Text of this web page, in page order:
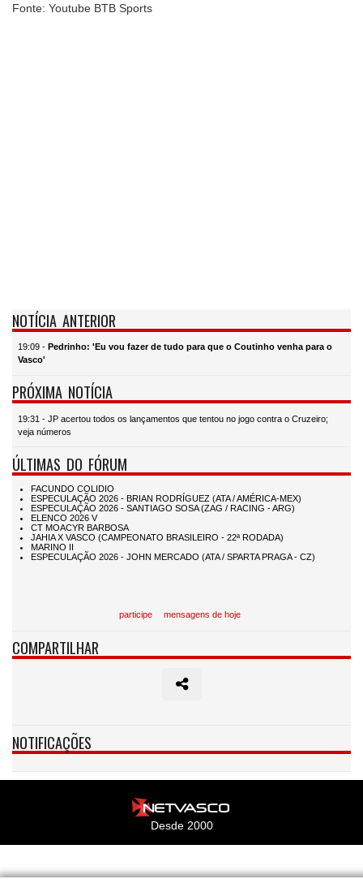
Fonte: Youtube BTB Sports
NOTÍCIA ANTERIOR
19:09 - Pedrinho: 'Eu vou fazer de tudo para que o Coutinho venha para o
Vasco'
PRÓXIMA NOTÍCIA
19:31 - JP acertou todos os lançamentos que tentou no jogo contra o Cruzeiro;
veja números
ÚLTIMAS DO FÓRUM
participe mensagens de hoje
COMPARTILHAR
NOTIFICAÇÕES
Desde 2000